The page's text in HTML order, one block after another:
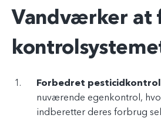
Vandværker at
Forbedret pesticidkontrol
nuværende egenkontrol,
indberetter deres forbrug